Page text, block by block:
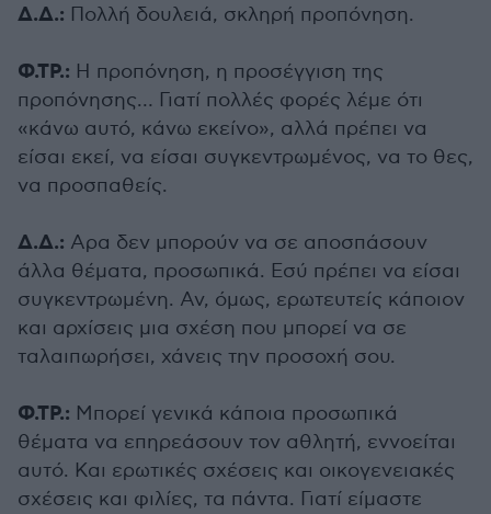
Δ.Δ.: Πολλή δουλειά, σκληρή προπόνηση.
Φ.ΤΡ.: Η προπόνηση, η προσέγγιση της
προπόνησης… Γιατί πολλές φορές λέμε ότι
«κάνω αυτό, κάνω εκείνο», αλλά πρέπει να
είσαι εκεί, να είσαι συγκεντρωμένος, να το θες,
να προσπαθείς.
Δ.Δ.: Αρα δεν μπορούν να σε αποσπάσουν
άλλα θέματα, προσωπικά. Εσύ πρέπει να είσαι
συγκεντρωμένη. Αν, όμως, ερωτευτείς κάποιον
και αρχίσεις μια σχέση που μπορεί να σε
ταλαιπωρήσει, χάνεις την προσοχή σου.
Φ.ΤΡ.: Μπορεί γενικά κάποια προσωπικά
θέματα να επηρεάσουν τον αθλητή, εννοείται
αυτό. Και ερωτικές σχέσεις και οικογενειακές
σχέσεις και φιλίες, τα πάντα. Γιατί είμαστε